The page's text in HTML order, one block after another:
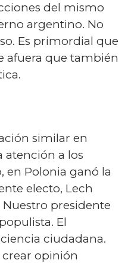
del mismo
argentino. No
Es primordial que
afuera que también
similar en
atención a los
en Polonia ganó la
electo, Lech
Nuestro presidente
El
ciudadana.
opinión